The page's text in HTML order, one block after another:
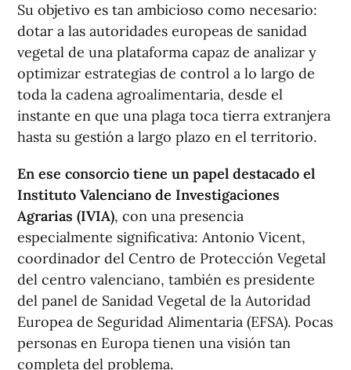
Su objetivo es tan ambicioso como necesario:
dotar a las autoridades europeas de sanidad
vegetal de una plataforma capaz de analizar y
optimizar estrategias de control a lo largo de
toda la cadena agroalimentaria, desde el
instante en que una plaga toca tierra extranjera
hasta su gestión a largo plazo en el territorio.
En ese consorcio tiene un papel destacado el
Instituto Valenciano de Investigaciones
Agrarias (IVIA), con una presencia
especialmente significativa: Antonio Vicent,
coordinador del Centro de Protección Vegetal
del centro valenciano, también es presidente
del panel de Sanidad Vegetal de la Autoridad
Europea de Seguridad Alimentaria (EFSA). Pocas
personas en Europa tienen una visión tan
completa del problema.